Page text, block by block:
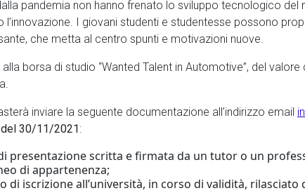
pandemia non hanno frenato lo sviluppo tecnologico del
l’innovazione. I giovani studenti e studentesse possono
che metta al centro spunti e motivazioni nuove.
borsa di studio “Wanted Talent in Automotive”, del valore
inviare la seguente documentazione all’indirizzo email
30/11/2021:
presentazione scritta e firmata da un tutor o un
di appartenenza;
di iscrizione all’università, in corso di validità,